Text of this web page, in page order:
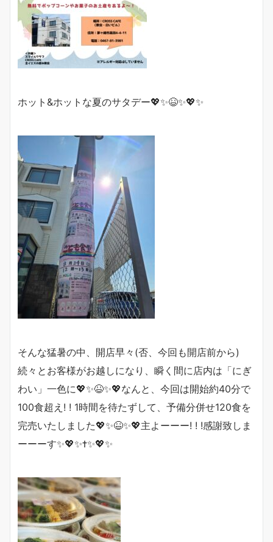
ホット&ホットな夏のサタデー💖✨😆✨💖✨
そんな猛暑の中、開店早々(否、今回も開店前から)
続々とお客様がお越しになり、瞬く間に店内は「にぎ
わい」一色に💖✨😆✨💖なんと、今回は開始約40分で
100食超え! ! 1時間を待たずして、予備分併せ120食を
完売いたしました💖✨😆✨💖主よーーー! ! !感謝致しま
ーーーす✨💖✨✝️✨💖✨